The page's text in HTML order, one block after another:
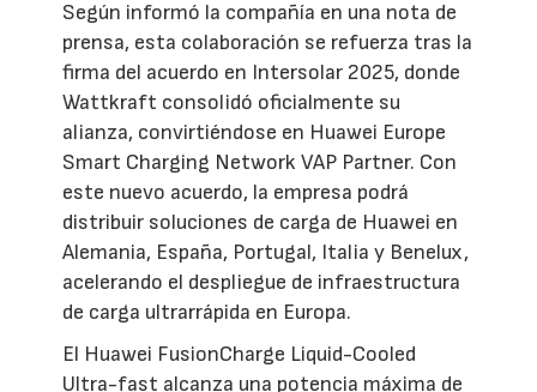
Según informó la compañía en una nota de
prensa, esta colaboración se refuerza tras la
firma del acuerdo en Intersolar 2025, donde
Wattkraft consolidó oficialmente su
alianza, convirtiéndose en Huawei Europe
Smart Charging Network VAP Partner. Con
este nuevo acuerdo, la empresa podrá
distribuir soluciones de carga de Huawei en
Alemania, España, Portugal, Italia y Benelux,
acelerando el despliegue de infraestructura
de carga ultrarrápida en Europa.
El Huawei FusionCharge Liquid-Cooled
Ultra-fast alcanza una potencia máxima de